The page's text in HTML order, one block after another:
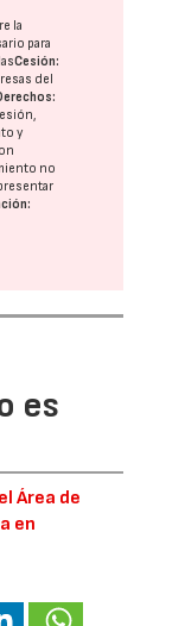
la
para
Cesión:
del
y
no
es
Área de
en